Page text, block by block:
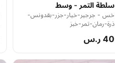
سلطة التمر - وسط
خس - جرجير-خيار-جزر-بقدونس-
ذرة-رمان-تمر-خبز
40 ر.س